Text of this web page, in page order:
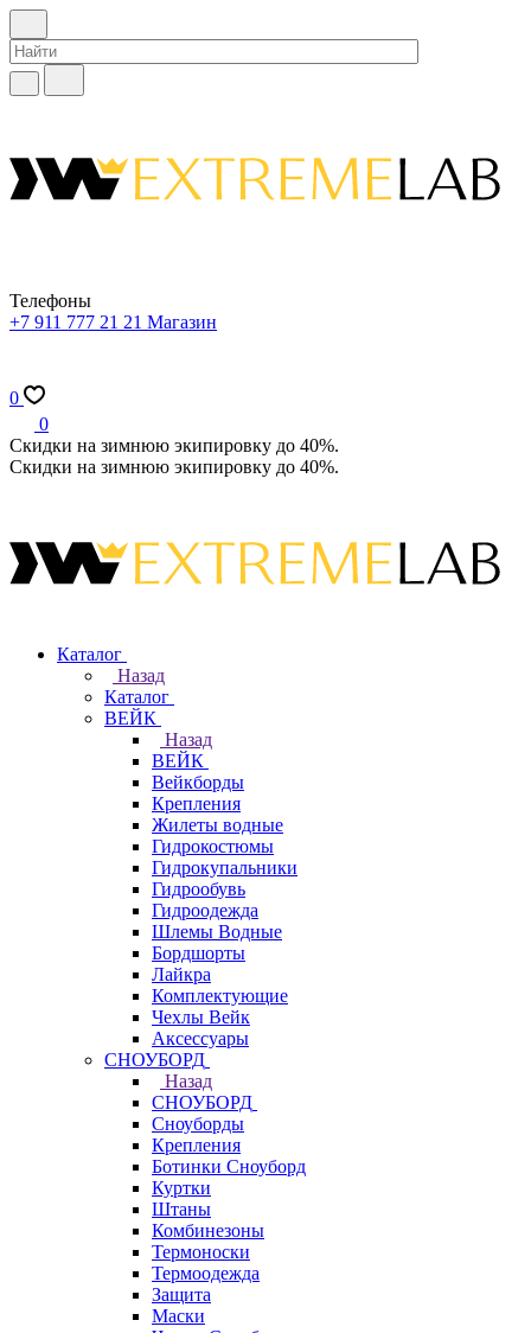
Телефоны
+7 911 777 21 21 Магазин
0
0
Скидки на зимнюю экипировку до 40%.
Скидки на зимнюю экипировку до 40%.
Каталог
Назад
Каталог
ВЕЙК
Назад
ВЕЙК
Вейкборды
Крепления
Жилеты водные
Гидрокостюмы
Гидрокупальники
Гидрообувь
Гидроодежда
Шлемы Водные
Бордшорты
Лайкра
Комплектующие
Чехлы Вейк
Аксессуары
СНОУБОРД
Назад
СНОУБОРД
Сноуборды
Крепления
Ботинки Сноуборд
Куртки
Штаны
Комбинезоны
Термоноски
Термоодежда
Защита
Маски